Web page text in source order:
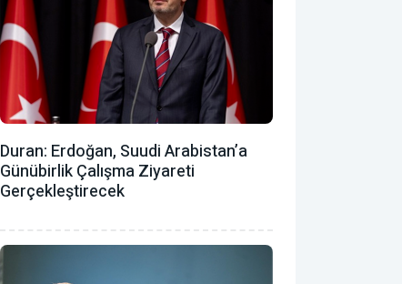
Duran: Erdoğan, Suudi Arabistan’a
Günübirlik Çalışma Ziyareti
Gerçekleştirecek